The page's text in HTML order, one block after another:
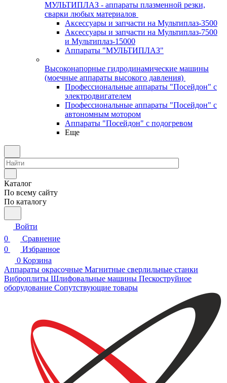
МУЛЬТИПЛАЗ - аппараты плазменной резки,
сварки любых материалов
Аксессуары и запчасти на Мультиплаз-3500
Аксессуары и запчасти на Мультиплаз-7500
и Мультиплаз-15000
Аппараты "МУЛЬТИПЛАЗ"
Высоконапорные гидродинамические машины
(моечные аппараты высокого давления)
Профессиональные аппараты "Посейдон" с
электродвигателем
Профессиональные аппараты "Посейдон" с
автономным мотором
Аппараты "Посейдон" с подогревом
Еще
Каталог
По всему сайту
По каталогу
Войти
0
Сравнение
0
Избранное
0 Корзина
Аппараты окрасочные Магнитные сверлильные станки
Виброплиты Шлифовальные машины Пескоструйное
оборудование Сопутствующие товары